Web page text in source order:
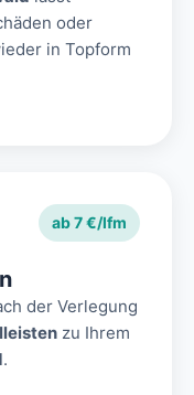
oder
in Topform
ab 7 €/lfm
der Verlegung
zu Ihrem
.